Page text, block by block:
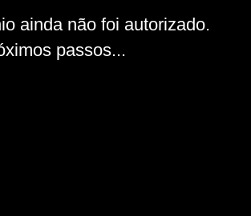
ainda não foi autorizado.
passos...